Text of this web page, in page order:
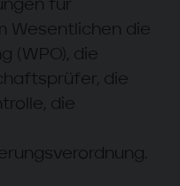
für
Wesentlichen die
(WPO), die
die
die
wenn
drohender
dem
überwiegen.
ist ferner
gesetzlicher oder
Aufbewahrungsfristen